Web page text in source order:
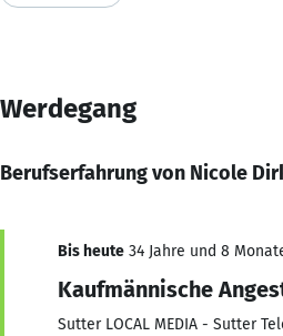
Werdegang
Berufserfahrung von Nicole
Bis heute 34 Jahre und 8
Kaufmännische
Sutter LOCAL MEDIA - Sutter